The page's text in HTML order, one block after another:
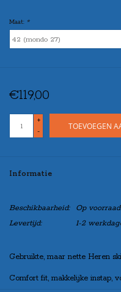
Maat: *
€119,00
+
-
TOEVOEGEN
Informatie
Beschikbaarheid: Op voorraad
Levertijd:
1-2
Gebruikte, maar nette Heren
Comfort fit, makkelijke instap,